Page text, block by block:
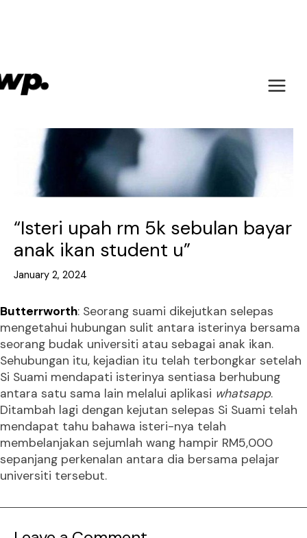
content
Main
Menu
“Isteri upah rm 5k sebulan bayar
anak ikan student u”
January 2, 2024
Butterrworth: Seorang suami dikejutkan selepas
mengetahui hubungan sulit antara isterinya bersama
seorang budak universiti atau sebagai anak ikan.
Sehubungan itu, kejadian itu telah terbongkar setelah
Si Suami mendapati isterinya sentiasa berhubung
antara satu sama lain melalui aplikasi whatsapp.
Ditambah lagi dengan kejutan selepas Si Suami telah
mendapat tahu bahawa isteri-nya telah
membelanjakan sejumlah wang hampir RM5,000
sepanjang perkenalan antara dia bersama pelajar
universiti tersebut.